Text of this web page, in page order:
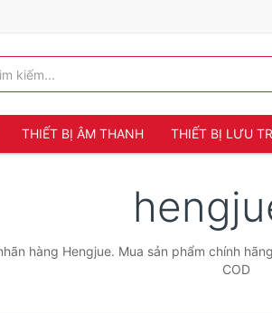
THIẾT BỊ ÂM THANH THIẾT BỊ LƯU
hàng Hengjue. Mua sản phẩm chính
COD